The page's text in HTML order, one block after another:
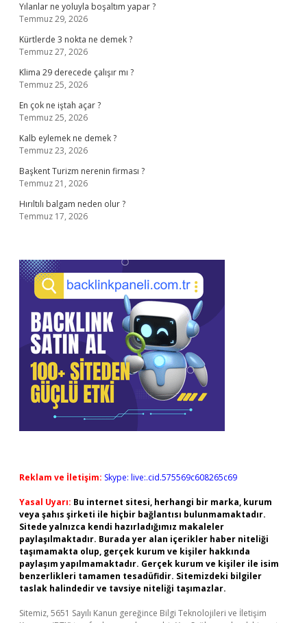
Yılanlar ne yoluyla boşaltım yapar ?
Temmuz 29, 2026
Kürtlerde 3 nokta ne demek ?
Temmuz 27, 2026
Klima 29 derecede çalışır mı ?
Temmuz 25, 2026
En çok ne iştah açar ?
Temmuz 25, 2026
Kalb eylemek ne demek ?
Temmuz 23, 2026
Başkent Turizm nerenin firması ?
Temmuz 21, 2026
Hırıltılı balgam neden olur ?
Temmuz 17, 2026
Reklam ve İletişim: Skype: live:.cid.575569c608265c69
Yasal Uyarı: Bu internet sitesi, herhangi bir marka, kurum
veya şahıs şirketi ile hiçbir bağlantısı bulunmamaktadır.
Sitede yalnızca kendi hazırladığımız makaleler
paylaşılmaktadır. Burada yer alan içerikler haber niteliği
taşımamakta olup, gerçek kurum ve kişiler hakkında
paylaşım yapılmamaktadır. Gerçek kurum ve kişiler ile isim
benzerlikleri tamamen tesadüfidir. Sitemizdeki bilgiler
taslak halindedir ve tavsiye niteliği taşımazlar.
Sitemiz, 5651 Sayılı Kanun gereğince Bilgi Teknolojileri ve İletişim